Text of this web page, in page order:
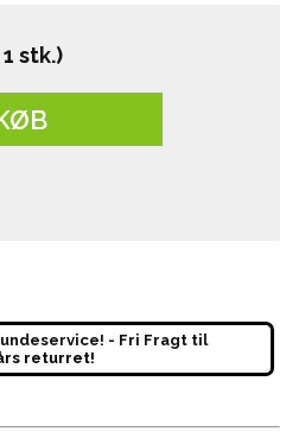
1 stk.)
- Fri Fragt til
returret!